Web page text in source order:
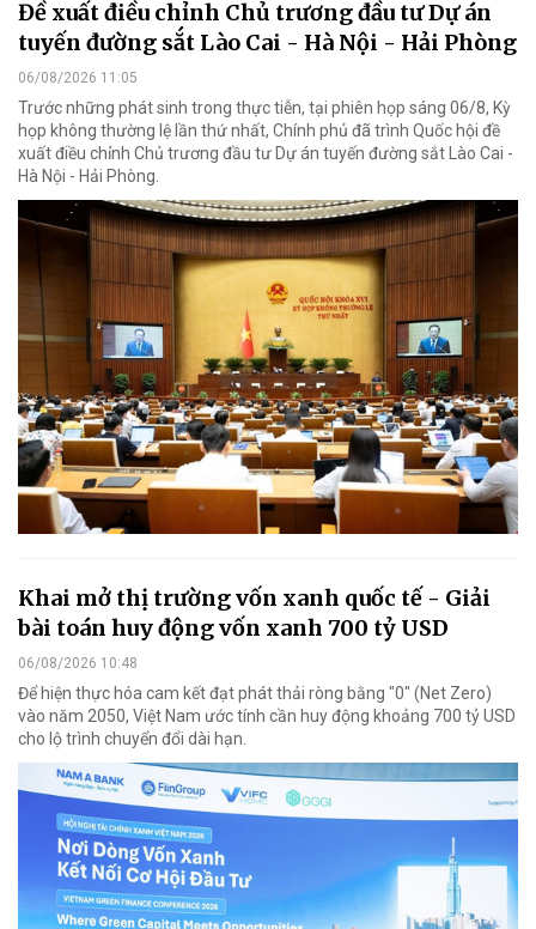
Đề xuất điều chỉnh Chủ trương đầu tư Dự án
tuyến đường sắt Lào Cai - Hà Nội - Hải Phòng
06/08/2026 11:05
Trước những phát sinh trong thực tiễn, tại phiên họp sáng 06/8, Kỳ
họp không thường lệ lần thứ nhất, Chính phủ đã trình Quốc hội đề
xuất điều chỉnh Chủ trương đầu tư Dự án tuyến đường sắt Lào Cai -
Hà Nội - Hải Phòng.
Khai mở thị trường vốn xanh quốc tế - Giải
bài toán huy động vốn xanh 700 tỷ USD
06/08/2026 10:48
Để hiện thực hóa cam kết đạt phát thải ròng bằng "0" (Net Zero)
vào năm 2050, Việt Nam ước tính cần huy động khoảng 700 tỷ USD
cho lộ trình chuyển đổi dài hạn.